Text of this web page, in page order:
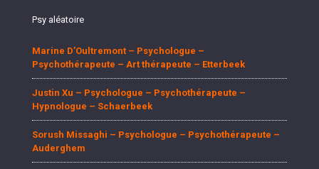
Psy aléatoire
Marine D’Oultremont – Psychologue –
Psychothérapeute – Art thérapeute – Etterbeek
Justin Xu – Psychologue – Psychothérapeute –
Hypnologue – Schaerbeek
Sorush Missaghi – Psychologue – Psychothérapeute –
Auderghem